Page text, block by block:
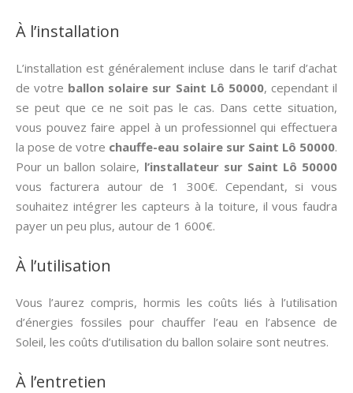
À l’installation
L’installation est généralement incluse dans le tarif d’achat
de votre ballon solaire sur Saint Lô 50000, cependant il
se peut que ce ne soit pas le cas. Dans cette situation,
vous pouvez faire appel à un professionnel qui effectuera
la pose de votre chauffe-eau solaire sur Saint Lô 50000.
Pour un ballon solaire, l’installateur sur Saint Lô 50000
vous facturera autour de 1 300€. Cependant, si vous
souhaitez intégrer les capteurs à la toiture, il vous faudra
payer un peu plus, autour de 1 600€.
À l’utilisation
Vous l’aurez compris, hormis les coûts liés à l’utilisation
d’énergies fossiles pour chauffer l’eau en l’absence de
Soleil, les coûts d’utilisation du ballon solaire sont neutres.
À l’entretien